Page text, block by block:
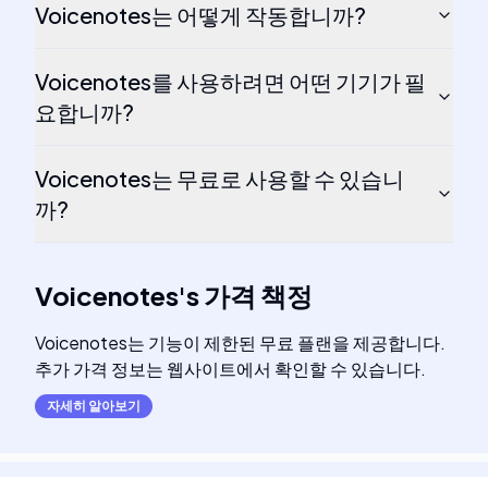
Voicenotes는 어떻게 작동합니까?
Voicenotes를 사용하려면 어떤 기기가 필
요합니까?
Voicenotes는 무료로 사용할 수 있습니
까?
Voicenotes's가격 책정
Voicenotes는 기능이 제한된 무료 플랜을 제공합니다.
추가 가격 정보는 웹사이트에서 확인할 수 있습니다.
자세히 알아보기